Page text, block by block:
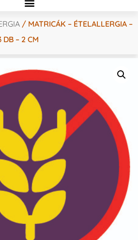
/ MATRICÁK – ÉTELALLERGIA –
DB – 2 CM